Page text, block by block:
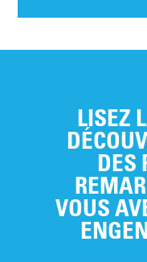
LISEZ
DES
VOUS